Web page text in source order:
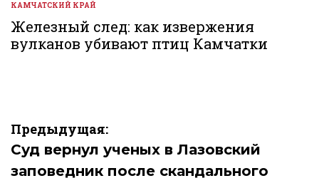
ОПУБЛИКОВАНО
В
КАМЧАТСКИЙ КРАЙ
Железный след: как извержения
вулканов убивают птиц Камчатки
Навигация
по
записям
Предыдущая:
Суд вернул ученых в Лазовский
заповедник после скандального